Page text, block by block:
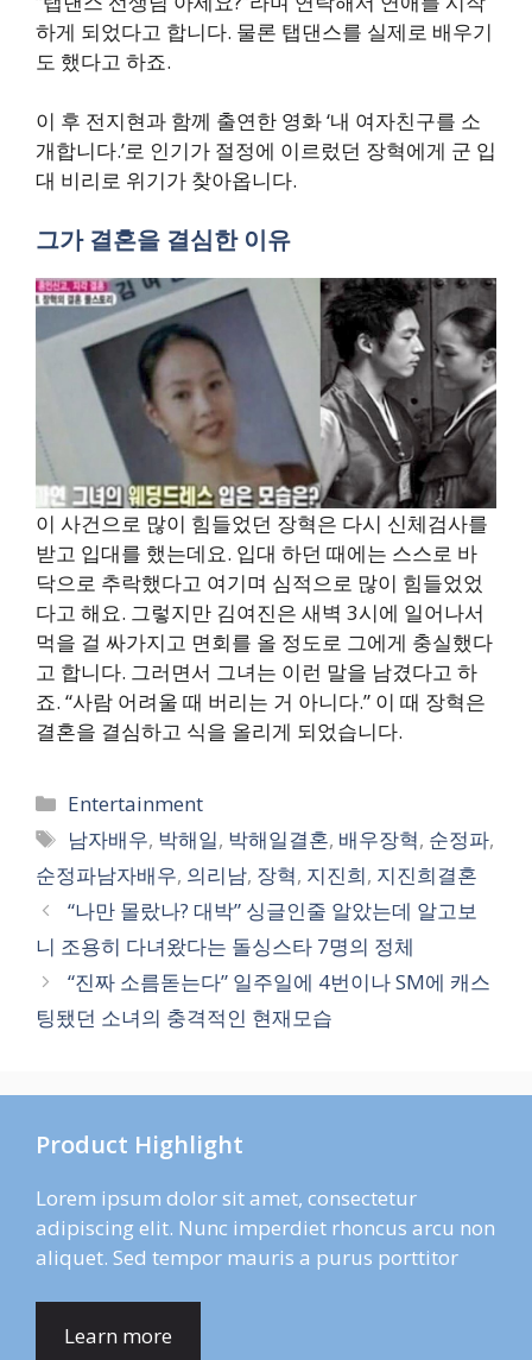
하게 되었다고 합니다. 물론 탭댄스를 실제로 배우기
도 했다고 하죠.
이 후 전지현과 함께 출연한 영화 ‘내 여자친구를 소
개합니다.’로 인기가 절정에 이르렀던 장혁에게 군 입
대 비리로 위기가 찾아옵니다.
그가 결혼을 결심한 이유
이 사건으로 많이 힘들었던 장혁은 다시 신체검사를
받고 입대를 했는데요. 입대 하던 때에는 스스로 바
닥으로 추락했다고 여기며 심적으로 많이 힘들었었
다고 해요. 그렇지만 김여진은 새벽 3시에 일어나서
먹을 걸 싸가지고 면회를 올 정도로 그에게 충실했다
고 합니다. 그러면서 그녀는 이런 말을 남겼다고 하
죠. “사람 어려울 때 버리는 거 아니다.” 이 때 장혁은
결혼을 결심하고 식을 올리게 되었습니다.
카
테
고
리
Entertainment
태
그
남자배우, 박해일, 박해일결혼, 배우장혁, 순정파,
순정파남자배우, 의리남, 장혁, 지진희, 지진희결혼
“나만 몰랐나? 대박” 싱글인줄 알았는데 알고보
니 조용히 다녀왔다는 돌싱스타 7명의 정체
“진짜 소름돋는다” 일주일에 4번이나 SM에 캐스
팅됐던 소녀의 충격적인 현재모습
Product Highlight
Lorem ipsum dolor sit amet, consectetur
adipiscing elit. Nunc imperdiet rhoncus arcu non
aliquet. Sed tempor mauris a purus porttitor
Learn more